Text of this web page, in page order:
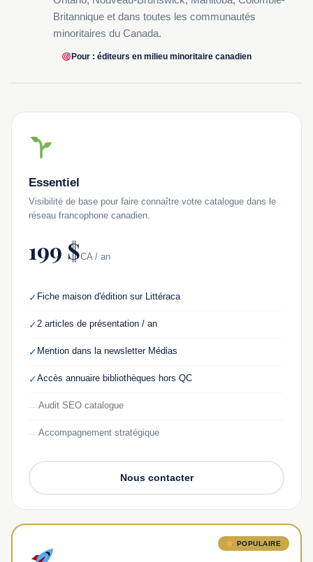
Britannique et dans toutes les communautés
minoritaires du Canada.
Pour : éditeurs en milieu minoritaire canadien
Essentiel
Visibilité de base pour faire connaître votre catalogue dans le
réseau francophone canadien.
199 $CA / an
✓ Fiche maison d'édition sur Littéraca
✓2 articles de présentation / an
✓ Mention dans la newsletter Médias
✓Accès annuaire bibliothèques hors QC
—Audit SEO catalogue
—Accompagnement stratégique
Nous contacter
POPULAIRE